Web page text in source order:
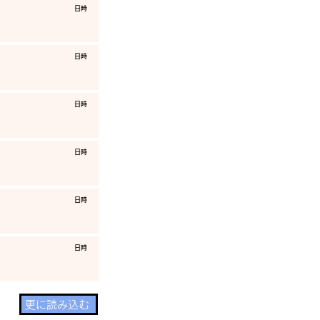
​日時
​日時
​日時
​日時
​日時
​日時
更に読み込む